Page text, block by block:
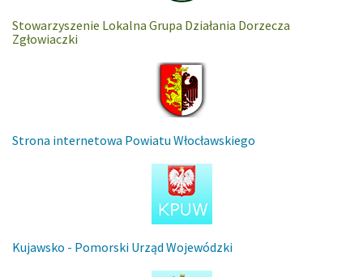
Stowarzyszenie Lokalna Grupa Działania Dorzecza
Zgłowiaczki
Strona internetowa Powiatu Włocławskiego
Kujawsko - Pomorski Urząd Wojewódzki